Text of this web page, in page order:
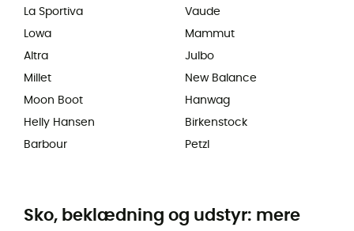
La Sportiva
Lowa
Altra
Millet
Moon Boot
Helly Hansen
Barbour
Vaude
Mammut
Julbo
New Balance
Hanwag
Birkenstock
Petzl
Sko, beklædning og udstyr: mere